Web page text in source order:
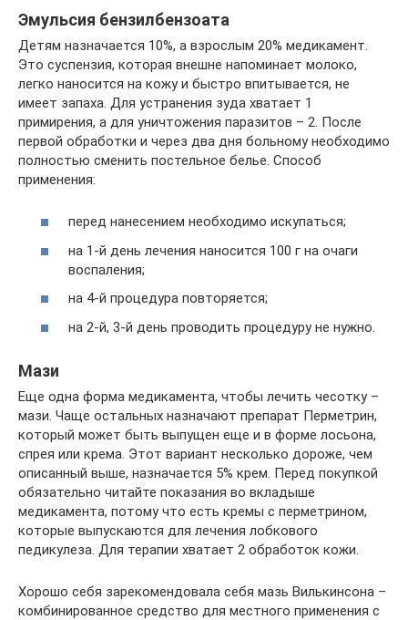
Эмульсия бензилбензоата
Детям назначается 10%, а взрослым 20% медикамент.
Это суспензия, которая внешне напоминает молоко,
легко наносится на кожу и быстро впитывается, не
имеет запаха. Для устранения зуда хватает 1
примирения, а для уничтожения паразитов – 2. После
первой обработки и через два дня больному необходимо
полностью сменить постельное белье. Способ
применения:
перед нанесением необходимо искупаться;
на 1-й день лечения наносится 100 г на очаги
воспаления;
на 4-й процедура повторяется;
на 2-й, 3-й день проводить процедуру не нужно.
Мази
Еще одна форма медикамента, чтобы лечить чесотку –
мази. Чаще остальных назначают препарат Перметрин,
который может быть выпущен еще и в форме лосьона,
спрея или крема. Этот вариант несколько дороже, чем
описанный выше, назначается 5% крем. Перед покупкой
обязательно читайте показания во вкладыше
медикамента, потому что есть кремы с перметрином,
которые выпускаются для лечения лобкового
педикулеза. Для терапии хватает 2 обработок кожи.
Хорошо себя зарекомендовала себя мазь Вилькинсона –
комбинированное средство для местного применения с